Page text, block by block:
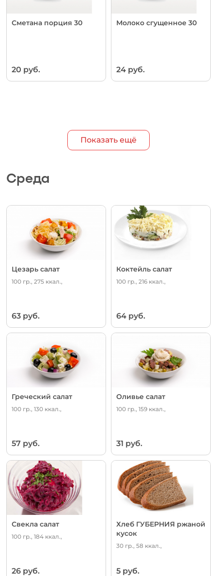
Сметана порция 30
20 руб.
Молоко сгущенное 30
24 руб.
Показать ещё
Среда
Цезарь салат
100 гр., 275 ккал.,
63 руб.
Коктейль салат
100 гр., 216 ккал.,
64 руб.
Греческий салат
100 гр., 130 ккал.,
57 руб.
Оливье салат
100 гр., 159 ккал.,
31 руб.
Свекла салат
100 гр., 184 ккал.,
26 руб.
Хлеб ГУБЕРНИЯ ржаной
кусок
30 гр., 58 ккал.,
5 руб.